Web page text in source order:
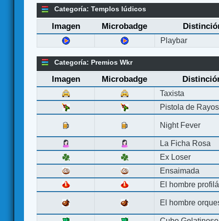
Categoría: Templos lúdicos
Imagen Microbadge
Playbar
Categoría: Premios Wkr
Imagen Microbadge
Taxista
Pistola de Rayos
Night Fever
La Ficha Rosa
Ex Loser
Ensaimada
El hombre
El hombre